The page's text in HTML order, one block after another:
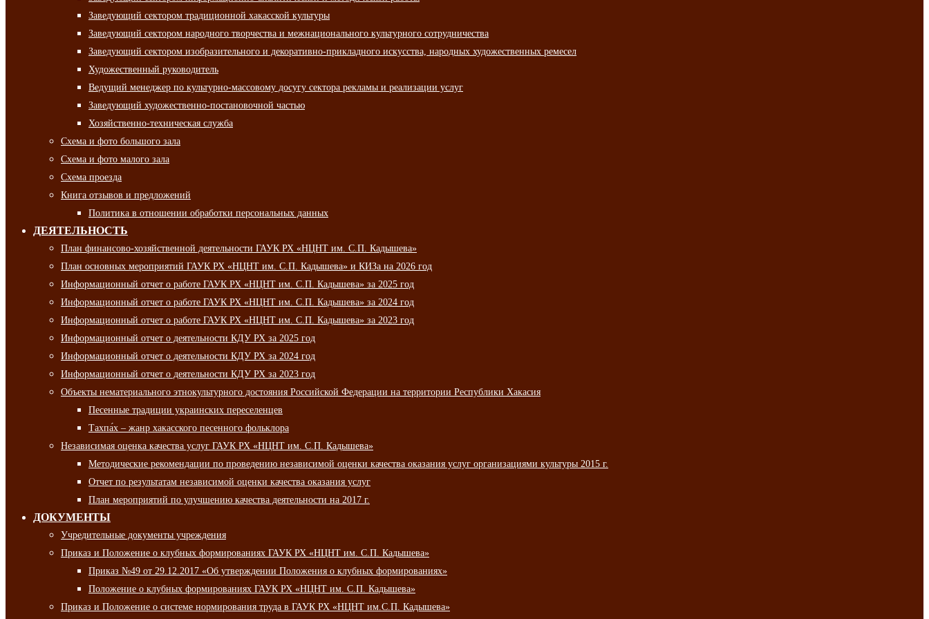
Заведующий сектором традиционной хакасской культуры
Заведующий сектором народного творчества и межнационального культурного сотрудничества
Заведующий сектором изобразительного и декоративно-прикладного искусства, народных художественных ремесел
Художественный руководитель
Ведущий менеджер по культурно-массовому досугу сектора рекламы и реализации услуг
Заведующий художественно-постановочной частью
Хозяйственно-техническая служба
Схема и фото большого зала
Схема и фото малого зала
Схема проезда
Книга отзывов и предложений
Политика в отношении обработки персональных данных
ДЕЯТЕЛЬНОСТЬ
План финансово-хозяйственной деятельности ГАУК РХ «НЦНТ им. С.П. Кадышева»
План основных мероприятий ГАУК РХ «НЦНТ им. С.П. Кадышева» и КИЗа на 2026 год
Информационный отчет о работе ГАУК РХ «НЦНТ им. С.П. Кадышева» за 2025 год
Информационный отчет о работе ГАУК РХ «НЦНТ им. С.П. Кадышева» за 2024 год
Информационный отчет о работе ГАУК РХ «НЦНТ им. С.П. Кадышева» за 2023 год
Информационный отчет о деятельности КДУ РХ за 2025 год
Информационный отчет о деятельности КДУ РХ за 2024 год
Информационный отчет о деятельности КДУ РХ за 2023 год
Объекты нематериального этнокультурного достояния Российской Федерации на территории Республики Хакасия
Песенные традиции украинских переселенцев
Тахпа́х – жанр хакасского песенного фольклора
Независимая оценка качества услуг ГАУК РХ «НЦНТ им. С.П. Кадышева»
Методические рекомендации по проведению независимой оценки качества оказания услуг организациями культуры 2015 г.
Отчет по результатам независимой оценки качества оказания услуг
План мероприятий по улучшению качества деятельности на 2017 г.
ДОКУМЕНТЫ
Учредительные документы учреждения
Приказ и Положение о клубных формированиях ГАУК РХ «НЦНТ им. С.П. Кадышева»
Приказ №49 от 29.12.2017 «Об утверждении Положения о клубных формированиях»
Положение о клубных формированиях ГАУК РХ «НЦНТ им. С.П. Кадышева»
Приказ и Положение о системе нормирования труда в ГАУК РХ «НЦНТ им.С.П. Кадышева»